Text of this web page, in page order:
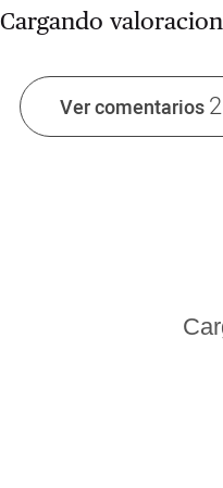
Cargando
Ver comentarios2